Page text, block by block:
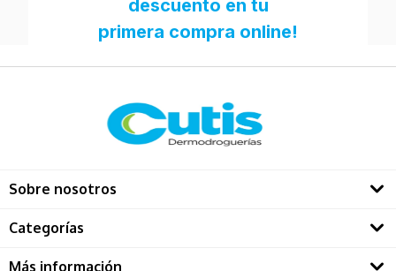
Sobre nosotros
Quienes somos
Categorías
Rostro
Más información